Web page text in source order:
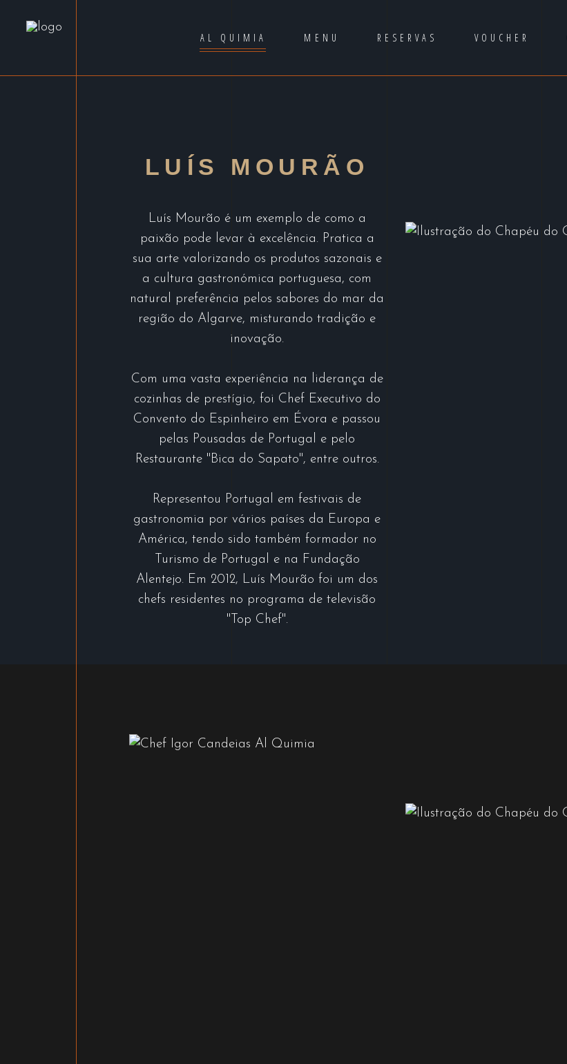
AL QUIMIA MENU RESERVAS VOUCHER
LUÍS MOURÃO
Luís Mourão é um exemplo de como a
paixão pode levar à excelência. Pratica a
sua arte valorizando os produtos sazonais e
a cultura gastronómica portuguesa, com
natural preferência pelos sabores do mar da
região do Algarve, misturando tradição e
inovação.
Com uma vasta experiência na liderança de
cozinhas de prestígio, foi Chef Executivo do
Convento do Espinheiro em Évora e passou
pelas Pousadas de Portugal e pelo
Restaurante "Bica do Sapato", entre outros.
Representou Portugal em festivais de
gastronomia por vários países da Europa e
América, tendo sido também formador no
Turismo de Portugal e na Fundação
Alentejo. Em 2012, Luís Mourão foi um dos
chefs residentes no programa de televisão
"Top Chef".